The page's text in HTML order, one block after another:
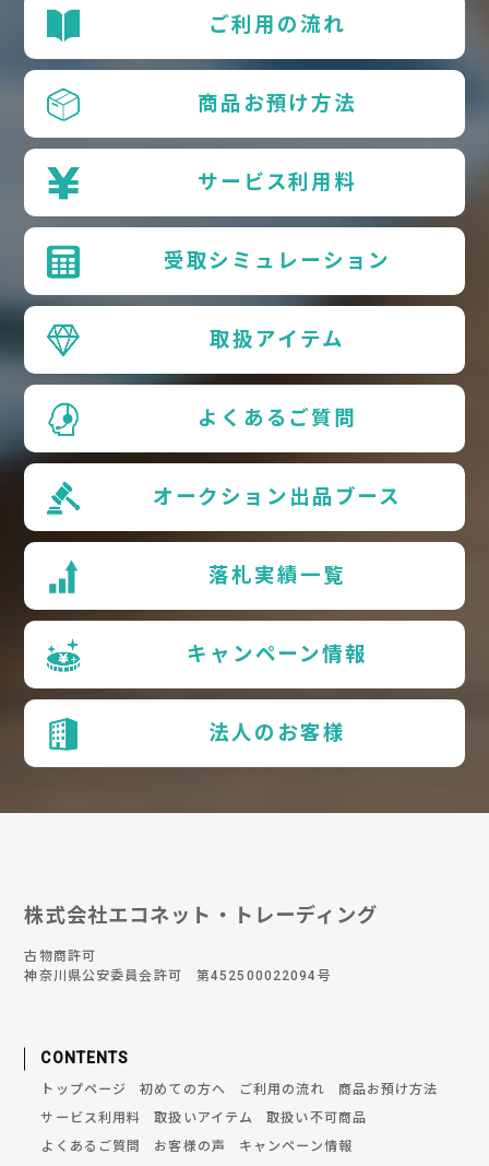
ご利用の流れ
商品お預け方法
サービス利用料
受取シミュレーション
取扱アイテム
よくあるご質問
オークション出品ブース
落札実績一覧
キャンペーン情報
法人のお客様
株式会社エコネット・トレーディング
古物商許可
神奈川県公安委員会許可 第452500022094号
CONTENTS
トップページ 初めての方へ ご利用の流れ
商品お預け方法
サービス利用料
取扱いアイテム
取扱い不可商品
よくあるご質問
お客様の声
キャンペーン情報